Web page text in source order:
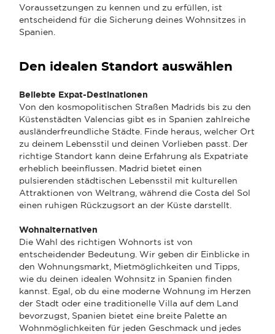
Voraussetzungen zu kennen und zu erfüllen, ist
entscheidend für die Sicherung deines Wohnsitzes in
Spanien.
Den idealen Standort auswählen
Beliebte Expat-Destinationen
Von den kosmopolitischen Straßen Madrids bis zu den
Küstenstädten Valencias gibt es in Spanien zahlreiche
ausländerfreundliche Städte. Finde heraus, welcher Ort
zu deinem Lebensstil und deinen Vorlieben passt. Der
richtige Standort kann deine Erfahrung als Expatriate
erheblich beeinflussen. Madrid bietet einen
pulsierenden städtischen Lebensstil mit kulturellen
Attraktionen von Weltrang, während die Costa del Sol
einen ruhigen Rückzugsort an der Küste darstellt.
Wohnalternativen
Die Wahl des richtigen Wohnorts ist von
entscheidender Bedeutung. Wir geben dir Einblicke in
den Wohnungsmarkt, Mietmöglichkeiten und Tipps,
wie du deinen idealen Wohnsitz in Spanien finden
kannst. Egal, ob du eine moderne Wohnung im Herzen
der Stadt oder eine traditionelle Villa auf dem Land
bevorzugst, Spanien bietet eine breite Palette an
Wohnmöglichkeiten für jeden Geschmack und jedes